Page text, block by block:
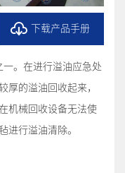
下载产品手册
。在进行溢油应急处
厚的溢油回收起来，
机械回收设备无法使
进行溢油清除。